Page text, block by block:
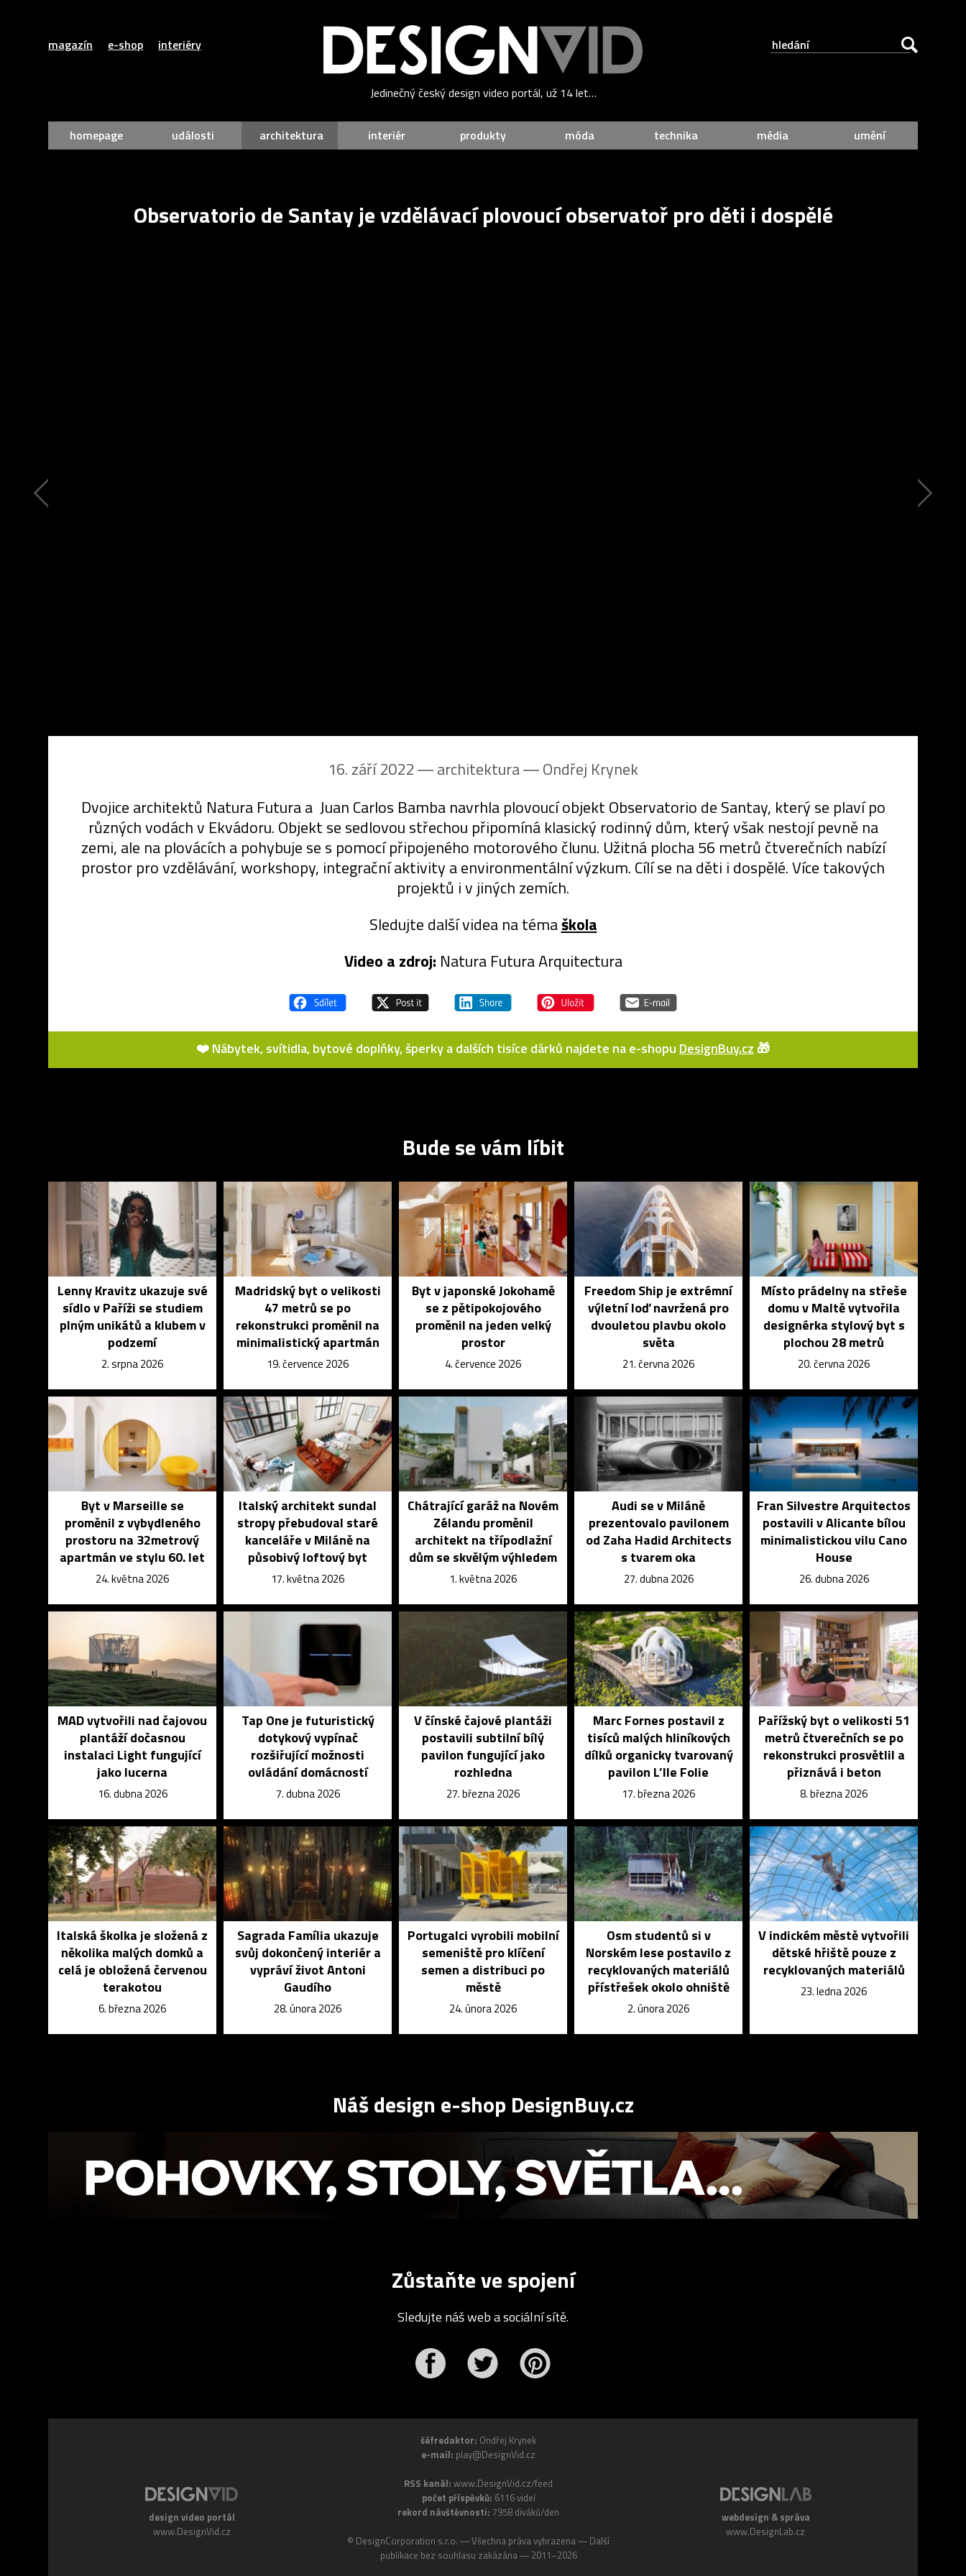
magazín e-shop interiéry
Jedinečný český design video portál, už 14 let…
homepage události architektura interiér produkty móda technika média umění
Observatorio de Santay je vzdělávací plovoucí observatoř pro děti i dospělé
16. září 2022 ― architektura ―Ondřej Krynek
Dvojice architektů Natura Futura a Juan Carlos Bamba navrhla plovoucí objekt Observatorio de Santay, který se plaví po
různých vodách v Ekvádoru. Objekt se sedlovou střechou připomíná klasický rodinný dům, který však nestojí pevně na
zemi, ale na plovácích a pohybuje se s pomocí připojeného motorového člunu. Užitná plocha 56 metrů čtverečních nabízí
prostor pro vzdělávání, workshopy, integrační aktivity a environmentální výzkum. Cílí se na děti i dospělé. Více takových
projektů i v jiných zemích.
Sledujte další videa na témaškola
Video a zdroj: Natura Futura Arquitectura
❤️ Nábytek, svítidla, bytové doplňky, šperky a dalších tisíce dárků najdete na e-shopu DesignBuy.cz 🎁
Bude se vám líbit
Lenny Kravitz ukazuje své
sídlo v Paříži se studiem
plným unikátů a klubem v
podzemí
2. srpna 2026
Madridský byt o velikosti
47 metrů se po
rekonstrukci proměnil na
minimalistický apartmán
19. července 2026
Byt v japonské Jokohamě
se z pětipokojového
proměnil na jeden velký
prostor
4. července 2026
Freedom Ship je extrémní
výletní loď navržená pro
dvouletou plavbu okolo
světa
21. června 2026
Místo prádelny na střeše
domu v Maltě vytvořila
designérka stylový byt s
plochou 28 metrů
20. června 2026
Byt v Marseille se
proměnil z vybydleného
prostoru na 32metrový
apartmán ve stylu 60. let
24. května 2026
Italský architekt sundal
stropy přebudoval staré
kanceláře v Miláně na
působivý loftový byt
17. května 2026
Chátrající garáž na Novém
Zélandu proměnil
architekt na třípodlažní
dům se skvělým výhledem
1. května 2026
Audi se v Miláně
prezentovalo pavilonem
od Zaha Hadid Architects
s tvarem oka
27. dubna 2026
Fran Silvestre Arquitectos
postavili v Alicante bílou
minimalistickou vilu Cano
House
26. dubna 2026
MAD vytvořili nad čajovou
plantáží dočasnou
instalaci Light fungující
jako lucerna
16. dubna 2026
Tap One je futuristický
dotykový vypínač
rozšiřující možnosti
ovládání domácností
7. dubna 2026
V čínské čajové plantáži
postavili subtilní bílý
pavilon fungující jako
rozhledna
27. března 2026
Marc Fornes postavil z
tisíců malých hliníkových
dílků organicky tvarovaný
pavilon L’Ile Folie
17. března 2026
Pařížský byt o velikosti 51
metrů čtverečních se po
rekonstrukci prosvětlil a
přiznává i beton
8. března 2026
Italská školka je složená z
několika malých domků a
celá je obložená červenou
terakotou
6. března 2026
Sagrada Família ukazuje
svůj dokončený interiér a
vypráví život Antoni
Gaudího
28. února 2026
Portugalci vyrobili mobilní
semeniště pro klíčení
semen a distribuci po
městě
24. února 2026
Osm studentů si v
Norském lese postavilo z
recyklovaných materiálů
přístřešek okolo ohniště
2. února 2026
V indickém městě vytvořili
dětské hřiště pouze z
recyklovaných materiálů
23. ledna 2026
Náš design e-shop DesignBuy.cz
Zůstaňte ve spojení
Sledujte náš web a sociální sítě.
design video portál
www.DesignVid.cz
šéfredaktor: Ondřej Krynek
e-mail: play@DesignVid.cz
RSS kanál: www.DesignVid.cz/feed
počet příspěvků: 6116 videí
rekord návštěvnosti: 7958 diváků/den
© DesignCorporation s.r.o. ― Všechna práva vyhrazena ― Další
publikace bez souhlasu zakázána ― 2011–2026
webdesign & správa
www.DesignLab.cz